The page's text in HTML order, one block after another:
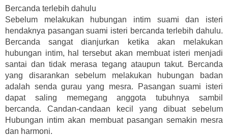
Bercanda terlebih dahulu
Sebelum melakukan hubungan intim suami dan isteri
hendaknya pasangan suami isteri bercanda terlebih dahulu.
Bercanda sangat dianjurkan ketika akan melakukan
hubungan intim, hal tersebut akan membuat isteri menjadi
santai dan tidak merasa tegang ataupun takut. Bercanda
yang disarankan sebelum melakukan hubungan badan
adalah senda gurau yang mesra. Pasangan suami isteri
dapat saling memegang anggota tubuhnya sambil
bercanda. Candan-candaan kecil yang dibuat sebelum
Hubungan intim akan membuat pasangan semakin mesra
dan harmoni.